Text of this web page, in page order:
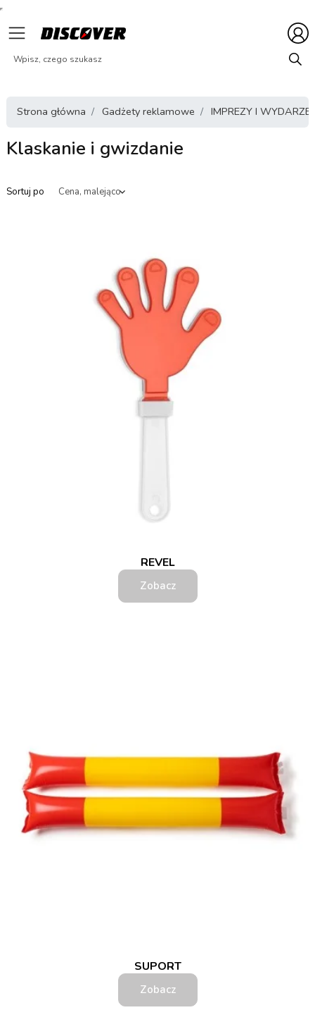
Strona główna Gadżety reklamowe IMPREZY I
Klaskanie i gwizdanie
Sortuj po
REVEL
Zobacz
SUPORT
Zobacz